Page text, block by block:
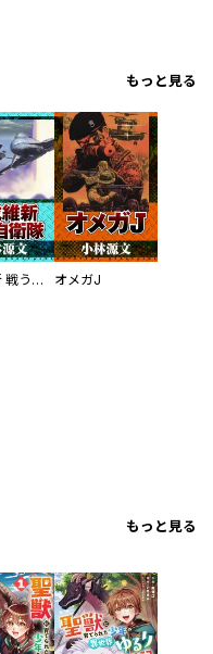
もっと見る
平成維新 戦う自衛隊 オメガJ
もっと見る